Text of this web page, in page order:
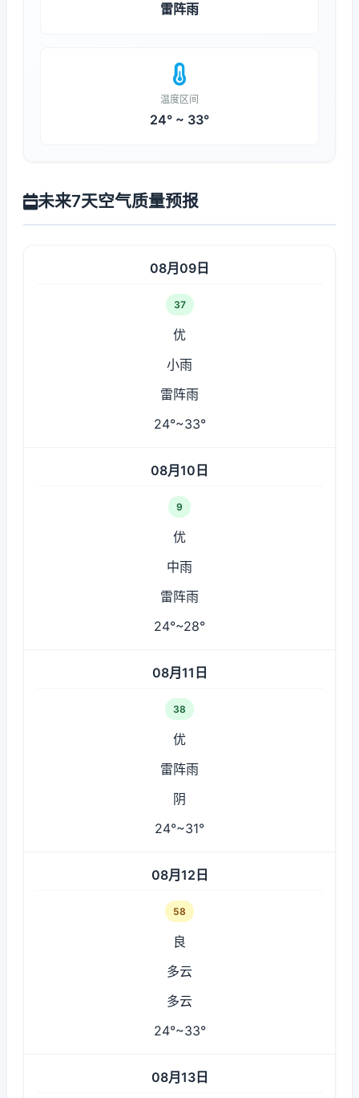
雷阵雨
温度区间
24° ~ 33°
未来7天空气质量预报
08月09日
37
优
小雨
雷阵雨
24°~33°
08月10日
9
优
中雨
雷阵雨
24°~28°
08月11日
38
优
雷阵雨
阴
24°~31°
08月12日
58
良
多云
多云
24°~33°
08月13日